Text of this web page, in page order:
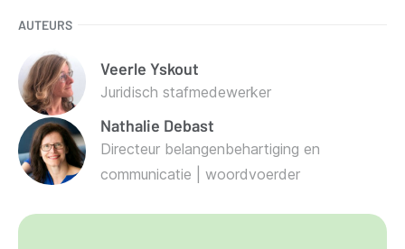
AUTEURS
Veerle Yskout
Juridisch stafmedewerker
Nathalie Debast
Directeur belangenbehartiging en
communicatie | woordvoerder